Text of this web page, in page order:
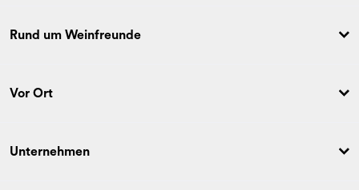
Rund um Weinfreunde
Vor Ort
Unternehmen